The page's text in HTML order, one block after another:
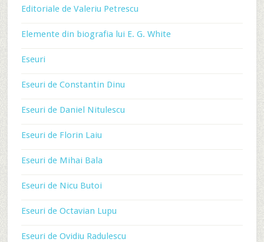
Editoriale de Valeriu Petrescu
Elemente din biografia lui E. G. White
Eseuri
Eseuri de Constantin Dinu
Eseuri de Daniel Nitulescu
Eseuri de Florin Laiu
Eseuri de Mihai Bala
Eseuri de Nicu Butoi
Eseuri de Octavian Lupu
Eseuri de Ovidiu Radulescu